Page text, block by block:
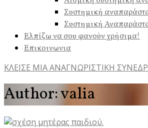
Συστημική
Συστημική
Ελπίζω να σου φανούν χρήσιμα!
Επικοινωνια
ΚΛΕΙΣΕ ΜΙΑ ΑΝΑΓΝΩΡΙΣΤΙΚΗ
Author: valia